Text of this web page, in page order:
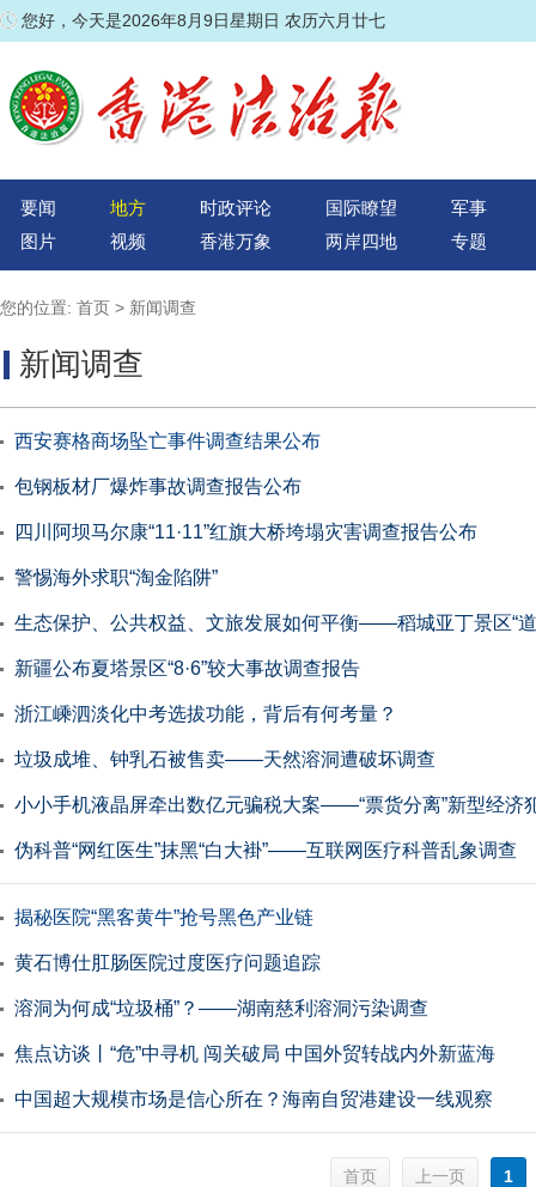
您好，今天是2026年8月9日星期日 农历六月廿七
要闻 地方 时政评论 国际瞭望
军事
图片
视频 香港万象 两岸四地 专题
您的位置: 首页 > 新闻调查
新闻调查
西安赛格商场坠亡事件调查结果公布
包钢板材厂爆炸事故调查报告公布
四川阿坝马尔康“11·11”红旗大桥垮塌灾害调查报告公布
警惕海外求职“淘金陷阱”
生态保护、公共权益、文旅发展如何平衡——稻城亚丁景区“
新疆公布夏塔景区“8·6”较大事故调查报告
浙江嵊泗淡化中考选拔功能，背后有何考量？
垃圾成堆、钟乳石被售卖——天然溶洞遭破坏调查
小小手机液晶屏牵出数亿元骗税大案——“票货分离”新型经济
伪科普“网红医生”抹黑“白大褂”——互联网医疗科普乱象调查
揭秘医院“黑客黄牛”抢号黑色产业链
黄石博仕肛肠医院过度医疗问题追踪
溶洞为何成“垃圾桶”？——湖南慈利溶洞污染调查
焦点访谈丨“危”中寻机 闯关破局 中国外贸转战内外新蓝海
中国超大规模市场是信心所在？海南自贸港建设一线观察
首页 1